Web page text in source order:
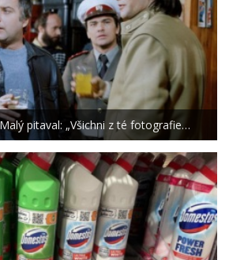
pitaval: „Všichni z té fotografie…